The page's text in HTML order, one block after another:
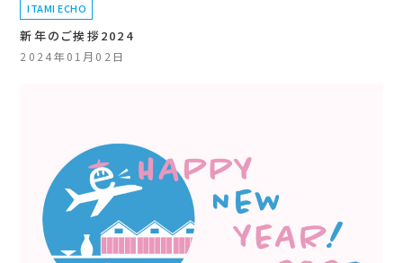
ITAMI ECHO
新年のご挨拶2024
2024年01月02日